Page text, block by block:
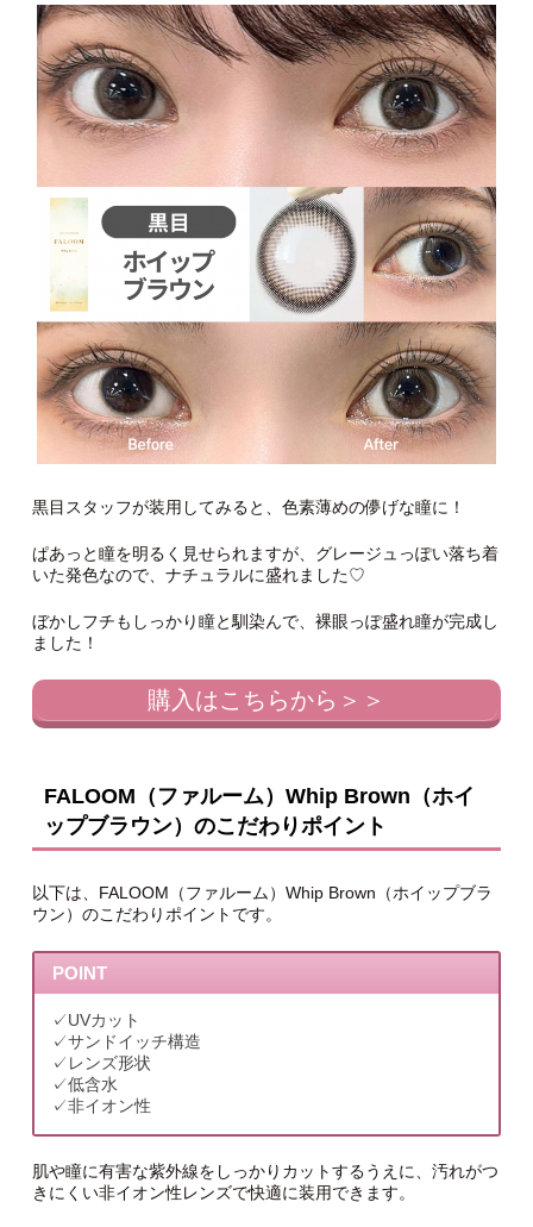
黒目スタッフが装用してみると、色素薄めの儚げな瞳に！
ぱあっと瞳を明るく見せられますが、グレージュっぽい落ち着
いた発色なので、ナチュラルに盛れました♡
ぼかしフチもしっかり瞳と馴染んで、裸眼っぽ盛れ瞳が完成し
ました！
購入はこちらから＞＞
FALOOM（ファルーム）Whip Brown（ホイ
ップブラウン）のこだわりポイント
以下は、FALOOM（ファルーム）Whip Brown（ホイップブラ
ウン）のこだわりポイントです。
POINT
✓UVカット
✓サンドイッチ構造
✓レンズ形状
✓低含水
✓非イオン性
肌や瞳に有害な紫外線をしっかりカットするうえに、汚れがつ
きにくい非イオン性レンズで快適に装用できます。